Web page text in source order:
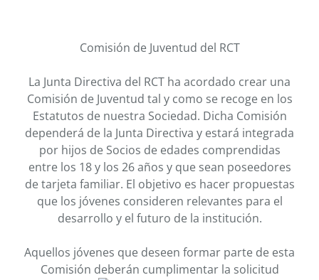
Comisión de Juventud del RCT
La Junta Directiva del RCT ha acordado crear una
Comisión de Juventud tal y como se recoge en los
Estatutos de nuestra Sociedad. Dicha Comisión
dependerá de la Junta Directiva y estará integrada
por hijos de Socios de edades comprendidas
entre los 18 y los 26 años y que sean poseedores
de tarjeta familiar. El objetivo es hacer propuestas
que los jóvenes consideren relevantes para el
desarrollo y el futuro de la institución.
Aquellos jóvenes que deseen formar parte de esta
Comisión deberán cumplimentar la solicitud